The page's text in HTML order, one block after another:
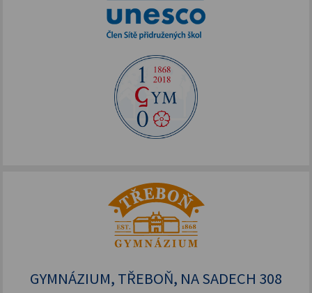
GYMNÁZIUM, TŘEBOŇ, NA SADECH 308